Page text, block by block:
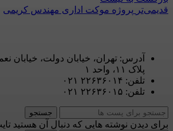
قدیمی‌تر پروژه موکت اداری مهندس کریمی
آدرس: تهران، خیابان دولت، خیابان
پلاک ۱۱، واحد ۱
تلفن: ۲۲۶۳۶۰۱۴ ۰۲۱
تلفن: ۲۲۶۳۶۰۱۵ ۰۲۱
جستجو
برای دیدن نوشته هایی که دنبال آن هستید